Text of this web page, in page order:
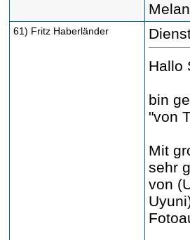
61) Fritz Haberländer
Hallo
bin
"von
Mit
sehr
von